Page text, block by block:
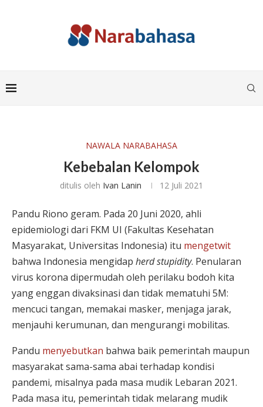
NAWALA NARABAHASA
Kebebalan Kelompok
ditulis oleh Ivan Lanin 12 Juli 2021
Pandu Riono geram. Pada 20 Juni 2020, ahli
epidemiologi dari FKM UI (Fakultas Kesehatan
Masyarakat, Universitas Indonesia) itu mengetwit
bahwa Indonesia mengidap herd stupidity. Penularan
virus korona dipermudah oleh perilaku bodoh kita
yang enggan divaksinasi dan tidak mematuhi 5M:
mencuci tangan, memakai masker, menjaga jarak,
menjauhi kerumunan, dan mengurangi mobilitas.
Pandu menyebutkan bahwa baik pemerintah maupun
masyarakat sama-sama abai terhadap kondisi
pandemi, misalnya pada masa mudik Lebaran 2021.
Pada masa itu, pemerintah tidak melarang mudik